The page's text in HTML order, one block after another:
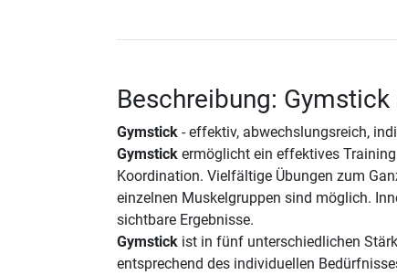
Beschreibung:
Gymstick- effektiv, abwechslungsreich,
Gymstickermöglicht ein effektives
Koordination. Vielfältige Übungen zum
einzelnen Muskelgruppen sind möglich.
sichtbare Ergebnisse.
Gymstickist in fünf unterschiedlichen
entsprechend des individuellen